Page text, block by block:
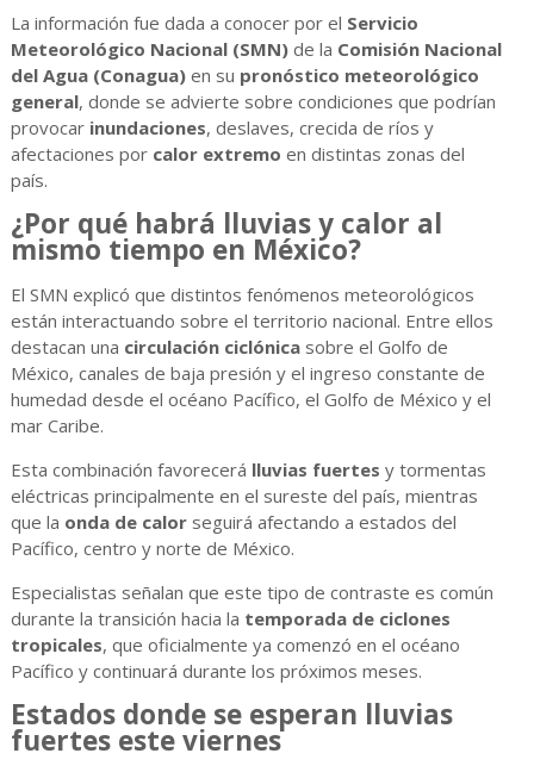
La información fue dada a conocer por el Servicio
Meteorológico Nacional (SMN)de la Comisión Nacional
del Agua (Conagua)en su pronóstico meteorológico
general, donde se advierte sobre condiciones que podrían
provocar inundaciones, deslaves, crecida de ríos y
afectaciones por calor extremo en distintas zonas del
país.
¿Por qué habrá lluvias y calor al
mismo tiempo en México?
El SMN explicó que distintos fenómenos meteorológicos
están interactuando sobre el territorio nacional. Entre ellos
destacan una circulación ciclónicasobre el Golfo de
México, canales de baja presión y el ingreso constante de
humedad desde el océano Pacífico, el Golfo de México y el
mar Caribe.
Esta combinación favorecerá lluvias fuertes y tormentas
eléctricas principalmente en el sureste del país, mientras
que la onda de calorseguirá afectando a estados del
Pacífico, centro y norte de México.
Especialistas señalan que este tipo de contraste es común
durante la transición hacia la temporada de ciclones
tropicales, que oficialmente ya comenzó en el océano
Pacífico y continuará durante los próximos meses.
Estados donde se esperan lluvias
fuertes este viernes